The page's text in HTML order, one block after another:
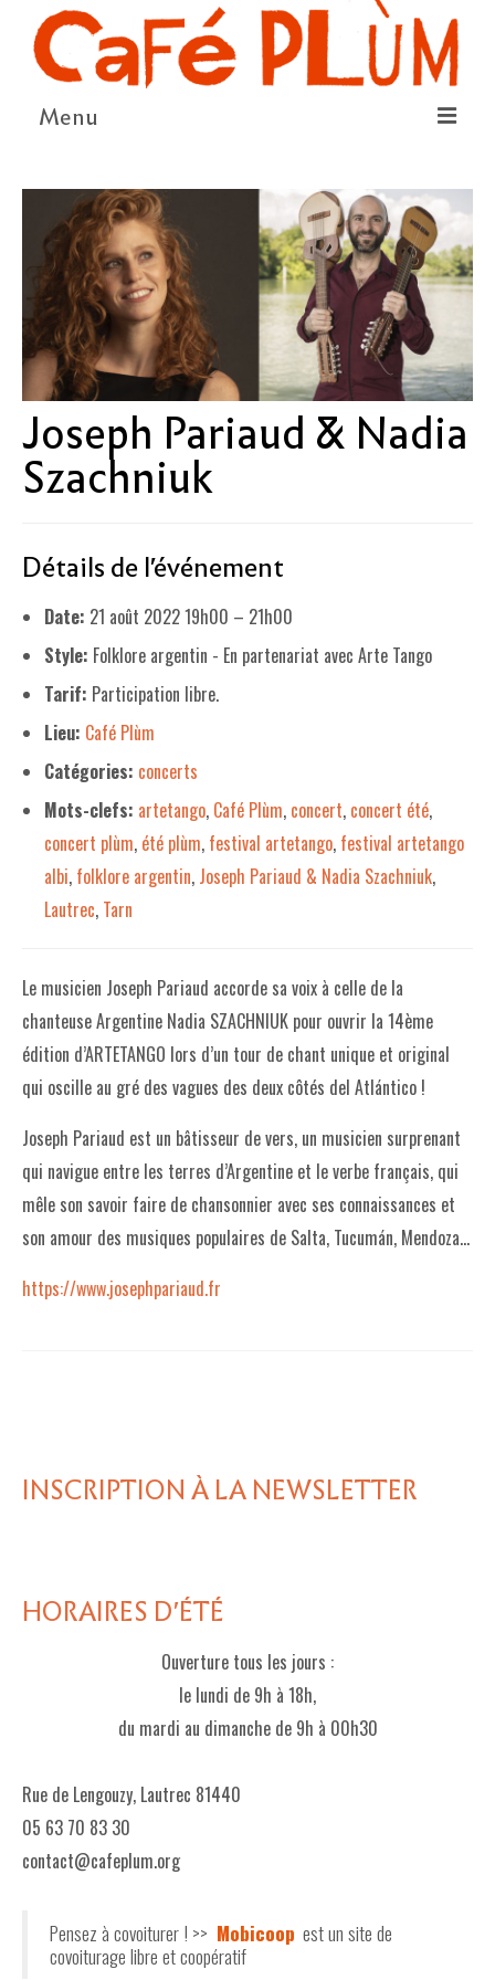
Menu
LA COOPÉRATIVE & L’ASSO
LE CONSEIL COOPÉRATIF
NOUS SOUTENIR
LE PROGRAMME
DÉTAIL DES ÉVÉNEMENTS
LA SAISON CULTURELLE
AMI·ES ARTISTES
LES FORMULES
NOS FOURNISSEUR·EUSE·S
LA LIBRAIRIE
UNE LIBRAIRIE INDÉPENDANTE
COMMANDER UN LIVRE
LES EXPOSITIONS
Joseph Pariaud & Nadia
Szachniuk
Détails de l'événement
Date: 21 août 2022 19h00 – 21h00
Style: Folklore argentin - En partenariat avec Arte Tango
Tarif: Participation libre.
Lieu: Café Plùm
Catégories: concerts
Mots-clefs: artetango, Café Plùm, concert, concert été,
concert plùm, été plùm, festival artetango, festival artetango
albi, folklore argentin, Joseph Pariaud & Nadia Szachniuk,
Lautrec, Tarn
Le musicien Joseph Pariaud accorde sa voix à celle de la
chanteuse Argentine Nadia SZACHNIUK pour ouvrir la 14ème
édition d’ARTETANGO lors d’un tour de chant unique et original
qui oscille au gré des vagues des deux côtés del Atlántico !
Joseph Pariaud est un bâtisseur de vers, un musicien surprenant
qui navigue entre les terres d’Argentine et le verbe français, qui
mêle son savoir faire de chansonnier avec ses connaissances et
son amour des musiques populaires de Salta, Tucumán, Mendoza…
https://www.josephpariaud.fr
INSCRIPTION À LA NEWSLETTER
HORAIRES D'ÉTÉ
Ouverture tous les jours :
le lundi de 9h à 18h,
du mardi au dimanche de 9h à 00h30
Rue de Lengouzy, Lautrec 81440
05 63 70 83 30
contact@cafeplum.org
Pensez à covoiturer ! >> Mobicoop est un site de
covoiturage libre et coopératif